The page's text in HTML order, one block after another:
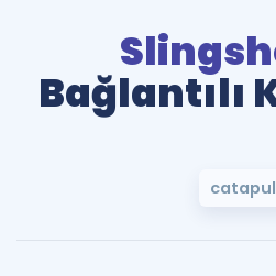
Bağlantılı